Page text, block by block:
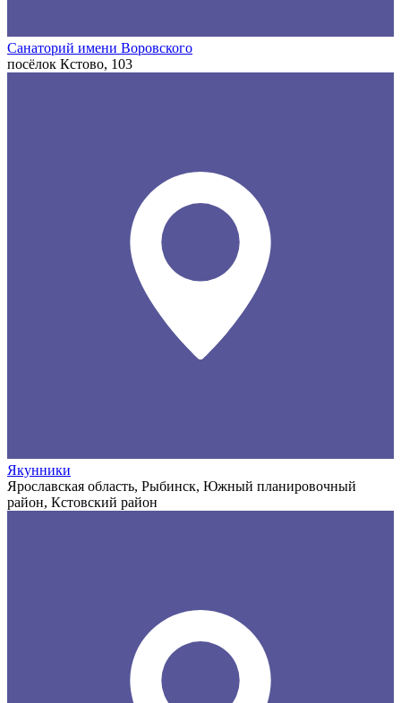
Санаторий имени Воровского
посёлок Кстово, 103
Якунники
Ярославская область, Рыбинск, Южный планировочный
район, Кстовский район